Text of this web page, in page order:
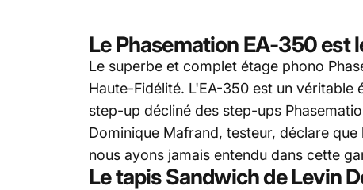
Le Phasemation EA-350est
Le superbe et complet étage phono
Haute-Fidélité. L'EA-350 est un
step-up décliné des step-ups
Dominique Mafrand, testeur, déclare que
nous ayons jamais entendu dans cette
Le tapisSandwich de Levin